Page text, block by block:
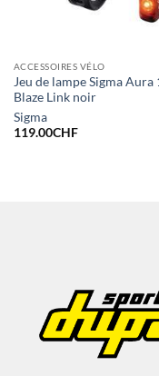
ACCESSOIRES VÉLO
Jeu de lampe Sigma Aura
Blaze Link noir
Sigma
119.00CHF